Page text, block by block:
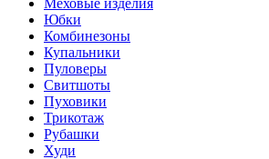
Меховые изделия
Юбки
Комбинезоны
Купальники
Пуловеры
Свитшоты
Пуховики
Трикотаж
Рубашки
Худи